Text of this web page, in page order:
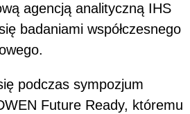
agencją analityczną IHS
badaniami współczesnego
podczas sympozjum
Future Ready, któremu